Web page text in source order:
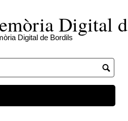
Digital
Digital de Bordils